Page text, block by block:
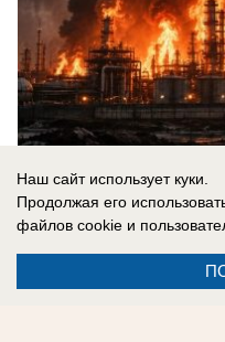
07.08.2026
Наш сайт использует куки.
Продолжая его
файлов cookie и